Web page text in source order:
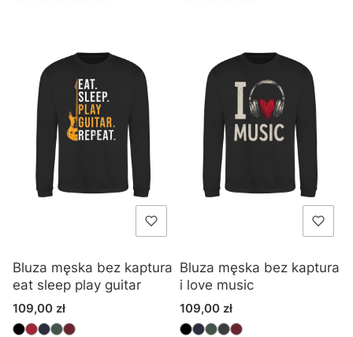
Bluza męska bez kaptura
eat sleep play guitar
Cena
109,00 zł
Bluza męska bez kaptura
i love music
Cena
109,00 zł